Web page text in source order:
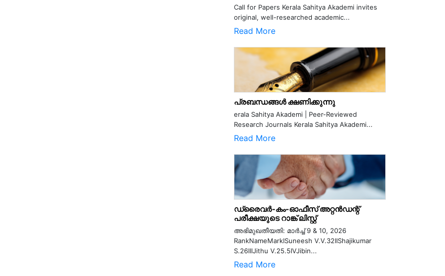
Call for Papers Kerala Sahitya Akademi invites
original, well-researched academic...
Read More
പ്രബന്ധങ്ങൾ ക്ഷണിക്കുന്നു
erala Sahitya Akademi | Peer-Reviewed
Research Journals Kerala Sahitya Akademi...
Read More
ഡ്രൈവർ-കം-ഓഫീസ് അറ്റൻഡന്റ്
പരീക്ഷയുടെ റാങ്ക് ലിസ്റ്റ്
അഭിമുഖതീയതി: മാർച്ച് 9 & 10, 2026
RankNameMarkISuneesh V.V.32IIShajikumar
S.26IIIJithu V.25.5IVJibin...
Read More